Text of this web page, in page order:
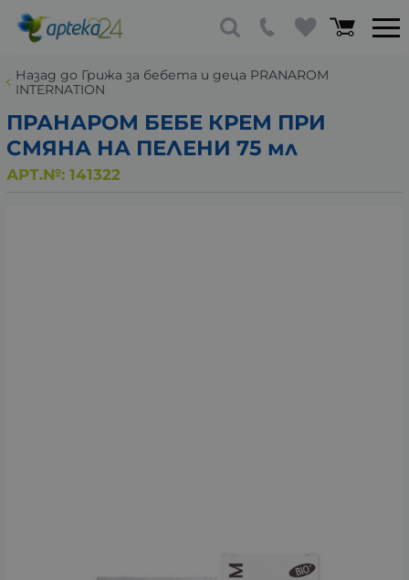
Назад до Грижа за бебета и деца PRANAROM
INTERNATION
ПРАНАРОМ БЕБЕ КРЕМ ПРИ
СМЯНА НА ПЕЛЕНИ 75 мл
АРТ.№: 141322